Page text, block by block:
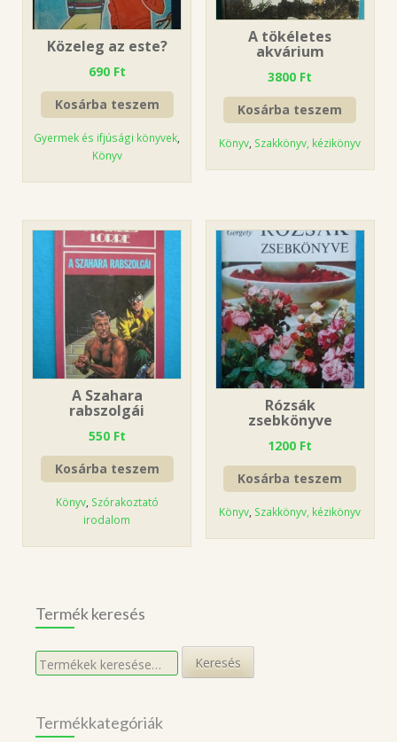
Közeleg az este?
690 Ft
Kosárba teszem
Gyermek és ifjúsági könyvek,
Könyv
A tökéletes
akvárium
3800 Ft
Kosárba teszem
Könyv Szakkönyv, kézikönyv
A Szahara
rabszolgái
550 Ft
Kosárba teszem
Könyv, Szórakoztató
irodalom
Rózsák
zsebkönyve
1200 Ft
Kosárba teszem
Könyv, Szakkönyv, kézikönyv
Termék keresés
Keresés
a
Keresés
Termékkategóriák